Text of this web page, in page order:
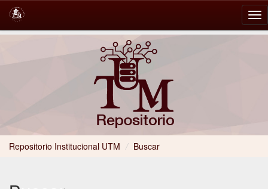
Repositorio Institucional UTM / Buscar